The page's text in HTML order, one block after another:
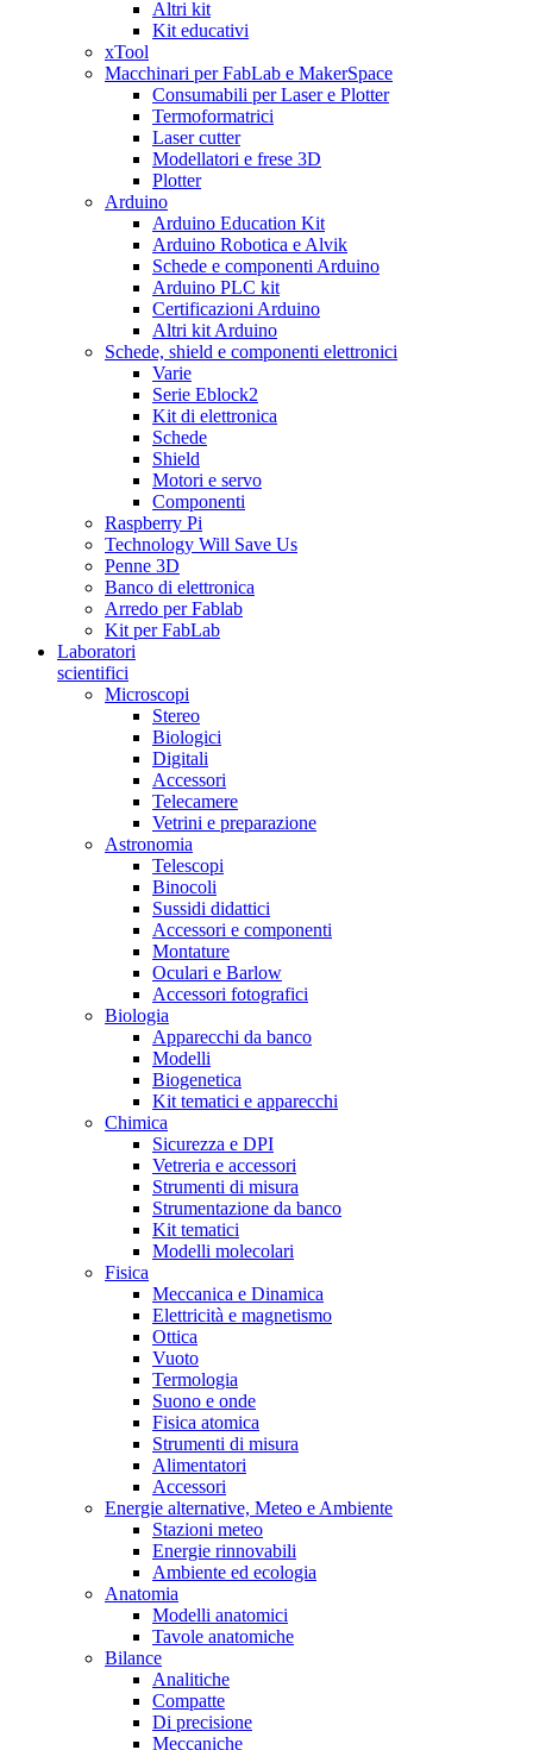
Altri kit
Kit educativi
xTool
Macchinari per FabLab e MakerSpace
Consumabili per Laser e Plotter
Termoformatrici
Laser cutter
Modellatori e frese 3D
Plotter
Arduino
Arduino Education Kit
Arduino Robotica e Alvik
Schede e componenti Arduino
Arduino PLC kit
Certificazioni Arduino
Altri kit Arduino
Schede, shield e componenti elettronici
Varie
Serie Eblock2
Kit di elettronica
Schede
Shield
Motori e servo
Componenti
Raspberry Pi
Technology Will Save Us
Penne 3D
Banco di elettronica
Arredo per Fablab
Kit per FabLab
Laboratori
scientifici
Microscopi
Stereo
Biologici
Digitali
Accessori
Telecamere
Vetrini e preparazione
Astronomia
Telescopi
Binocoli
Sussidi didattici
Accessori e componenti
Montature
Oculari e Barlow
Accessori fotografici
Biologia
Apparecchi da banco
Modelli
Biogenetica
Kit tematici e apparecchi
Chimica
Sicurezza e DPI
Vetreria e accessori
Strumenti di misura
Strumentazione da banco
Kit tematici
Modelli molecolari
Fisica
Meccanica e Dinamica
Elettricità e magnetismo
Ottica
Vuoto
Termologia
Suono e onde
Fisica atomica
Strumenti di misura
Alimentatori
Accessori
Energie alternative, Meteo e Ambiente
Stazioni meteo
Energie rinnovabili
Ambiente ed ecologia
Anatomia
Modelli anatomici
Tavole anatomiche
Bilance
Analitiche
Compatte
Di precisione
Meccaniche